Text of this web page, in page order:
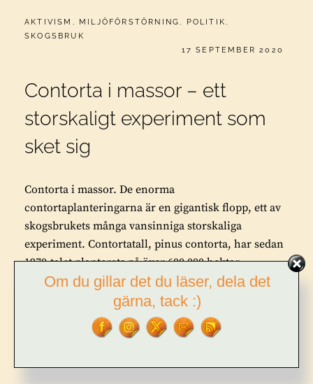
CATEGORIES:
AKTIVISM , MILJÖFÖRSTÖRNING , POLITIK ,
SKOGSBRUK
PUBLICERAT
17 SEPTEMBER 2020
Contorta i massor – ett
storskaligt experiment som
sket sig
Contorta i massor. De enorma
contortaplanteringarna är en gigantisk flopp, ett av
skogsbrukets många vansinniga storskaliga
experiment. Contortatall, pinus contorta, har sedan
1970-talet planterats på över 600 000 hektar
kalhyggen (en hektar = 100 x 100 meter). Mestadels
är det norra Sverige som drabbats av …
FORTSÄTT LÄSACONTORTA
Om du gillar det du läser, dela det
gärna, tack :)